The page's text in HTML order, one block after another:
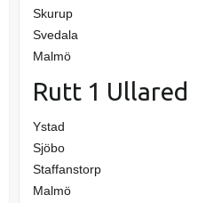
Skurup
Svedala
Malmö
Rutt 1 Ullared
Ystad
Sjöbo
Staffanstorp
Malmö